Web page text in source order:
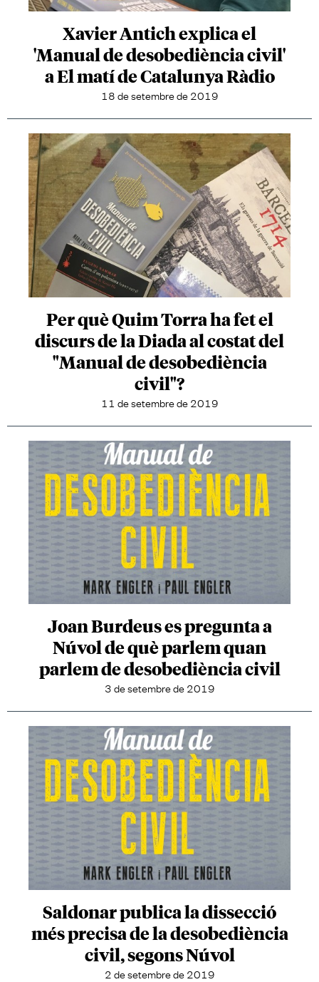
Xavier Antich explica el
'Manual de desobediència civil'
a El matí de Catalunya Ràdio
18 de setembre de 2019
Per què Quim Torra ha fet el
discurs de la Diada al costat del
"Manual de desobediència
civil"?
11 de setembre de 2019
Joan Burdeus es pregunta a
Núvol de què parlem quan
parlem de desobediència civil
3 de setembre de 2019
Saldonar publica la dissecció
més precisa de la desobediència
civil, segons Núvol
2 de setembre de 2019